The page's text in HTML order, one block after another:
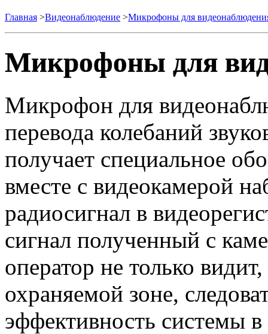
Главная >Видеонаблюдение >Микрофоны для
Микрофоны для
Микрофон для
перевода колебаний
получает специальное
вместе с видеокамерой
радиосигнал в
сигнал полученный с
оператор не только
охраняемой зоне,
эффективность системы